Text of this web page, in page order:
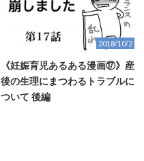
2018/10/2
《妊娠育児あるある漫画⑰》産
後の生理にまつわるトラブルに
ついて 後編